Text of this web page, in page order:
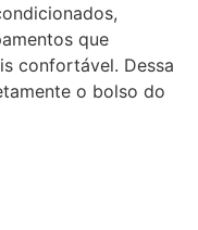
que
confortável. Dessa
o bolso do